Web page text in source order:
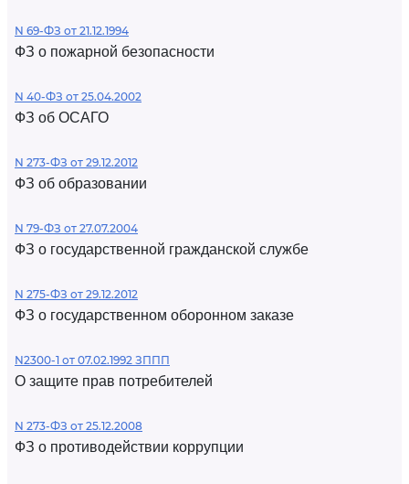
N 69-ФЗ от 21.12.1994
ФЗ о пожарной безопасности
N 40-ФЗ от 25.04.2002
ФЗ об ОСАГО
N 273-ФЗ от 29.12.2012
ФЗ об образовании
N 79-ФЗ от 27.07.2004
ФЗ о государственной гражданской службе
N 275-ФЗ от 29.12.2012
ФЗ о государственном оборонном заказе
N2300-1 от 07.02.1992 ЗППП
О защите прав потребителей
N 273-ФЗ от 25.12.2008
ФЗ о противодействии коррупции